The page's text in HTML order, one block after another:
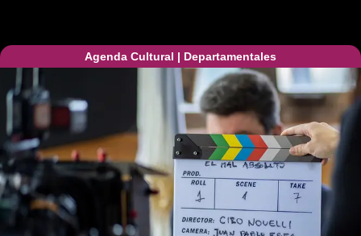
Agenda Cultural | Departamentales